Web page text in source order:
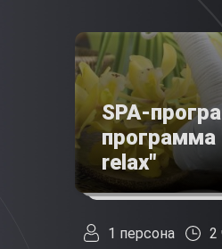
SPA-
программа
relax"
1 персона 2